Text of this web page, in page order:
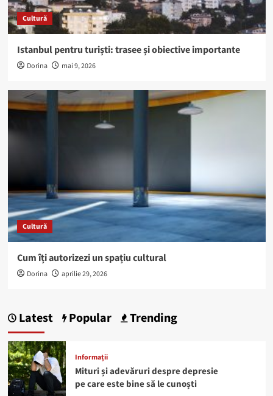
Cultură
Istanbul pentru turiști: trasee și obiective importante
Dorina mai 9, 2026
Cultură
Cum îți autorizezi un spațiu cultural
Dorina aprilie 29, 2026
Latest Popular Trending
Informații
Mituri și adevăruri despre depresie
pe care este bine să le cunoști